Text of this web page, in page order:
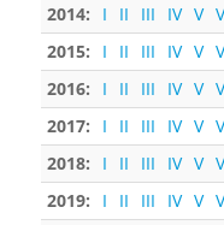
2014:
I II III IV V
2015:
I II III IV V
2016:
I II III IV V
2017:
I II III IV V
2018:
I II III IV V
2019:
I II III IV V